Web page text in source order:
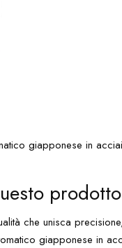
che unisca
giapponese in